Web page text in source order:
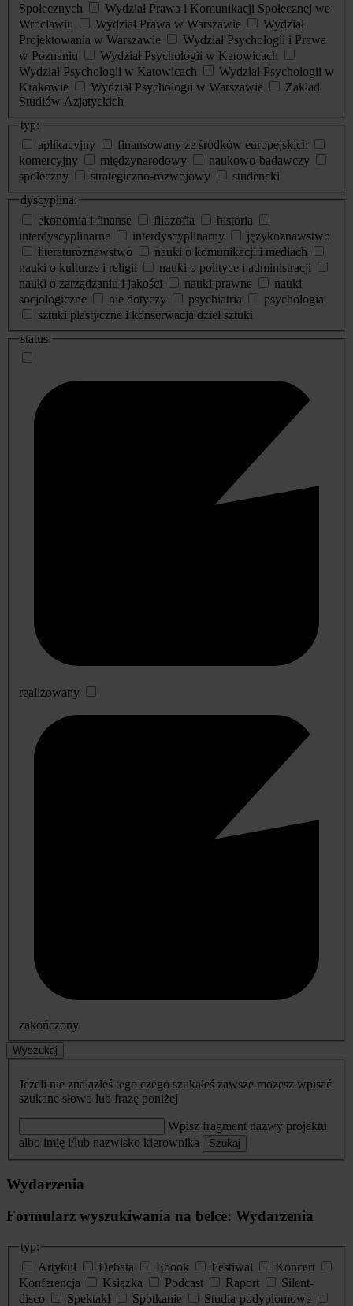
Społecznych
Wydział Prawa i Komunikacji Społecznej we
Wrocławiu
Wydział Prawa w Warszawie
Wydział
Projektowania w Warszawie
Wydział Psychologii i Prawa
w Poznaniu
Wydział Psychologii w Katowicach
Wydział Psychologii w Katowicach
Wydział Psychologii w
Krakowie
Wydział Psychologii w Warszawie
Zakład
Studiów Azjatyckich
typ:
aplikacyjny
finansowany ze środków europejskich
komercyjny
międzynarodowy
naukowo-badawczy
społeczny
strategiczno-rozwojowy
studencki
dyscyplina:
ekonomia i finanse
filozofia
historia
interdyscyplinarne
interdyscyplinarny
językoznawstwo
literaturoznawstwo
nauki o komunikacji i mediach
nauki o kulturze i religii
nauki o polityce i administracji
nauki o zarządzaniu i jakości
nauki prawne
nauki
socjologiczne
nie dotyczy psychiatria
psychologia
sztuki plastyczne i konserwacja dzieł sztuki
status:
realizowany
zakończony
Wyszukaj
Jeżeli nie znalazłeś tego czego szukałeś zawsze możesz wpisać
szukane słowo lub frazę poniżej
Wpisz fragment nazwy projektu
albo imię i/lub nazwisko kierownika
Szukaj
Wydarzenia
Formularz wyszukiwania na belce: Wydarzenia
typ:
Artykuł
Debata Ebook Festiwal
Koncert
Konferencja
Książka Podcast Raport
Silent-
disco
Spektakl Spotkanie
Studia-podyplomowe